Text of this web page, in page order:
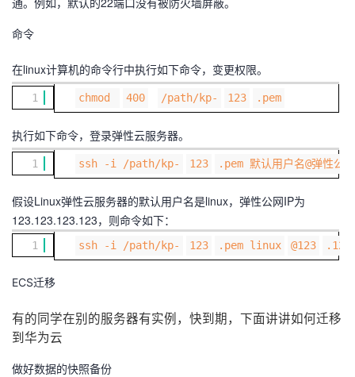
堂
我
的
课
程
我
的
认
证
我
的
实
验
我
的
收
我
的
技
术
支
持
我
的
云
声
建
议
命令
在linux计算机的命令行中执行如下命令，变更权限。
1 chmod 400 /path/kp- 123 .pem
执行如下命令，登录弹性云服务器。
1 ssh -i /path/kp- 123 .pem 默认用户名@弹性公
假设Linux弹性云服务器的默认用户名是linux，弹性公网IP为
123.123.123.123，则命令如下：
1 ssh -i /path/kp- 123 .pem linux @123
ECS迁移
有的同学在别的服务器有实例，快到期，下面讲讲如何迁移
到华为云
做好数据的快照备份